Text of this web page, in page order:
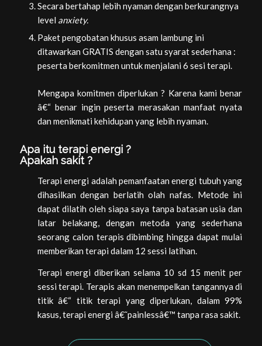
Secara bertahap lebih nyaman dengan berkurangnya
level anxiety.
Paket pengobatan khusus asam lambung ini
ditawarkan GRATIS dengan satu syarat sederhana :
peserta berkomitmen untuk menjalani 6 sesi terapi.
Mengapa komitmen diperlukan ? Karena kami benar
â€“ benar ingin peserta merasakan manfaat nyata
dan menikmati kehidupan yang lebih nyaman.
Apa itu terapi energi ?
Apakah sakit ?
Terapi energi adalah pemanfaatan energi tubuh yang
dihasilkan dengan berlatih olah nafas. Metode ini
dapat dilatih oleh siapa saya tanpa batasan usia dan
latar belakang, dengan metoda yang sederhana
seorang calon terapis dibimbing hingga dapat mulai
memberikan terapi dalam 12 sessi latihan.
Terapi energi diberikan selama 10 sd 15 menit per
sessi terapi. Terapis akan menempelkan tangannya di
titik â€“ titik terapi yang diperlukan, dalam 99%
kasus, terapi energi â€˜painlessâ€™ tanpa rasa sakit.